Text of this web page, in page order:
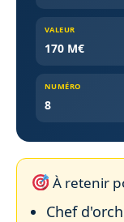
VALEUR
170 M€
NUMÉRO
8
À retenir
Chef